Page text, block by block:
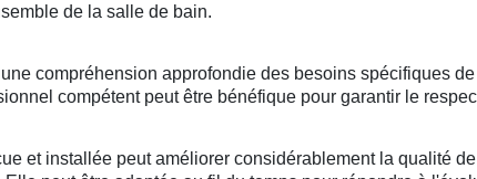
de la salle de bain.
compréhension approfondie des besoins spécifiques
compétent peut être bénéfique pour garantir le
et installée peut améliorer considérablement la qualité